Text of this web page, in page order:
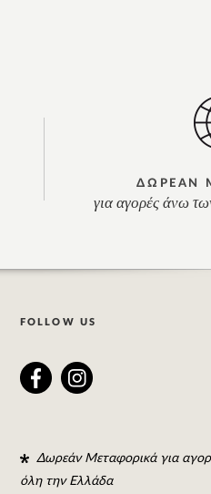
ΔΩΡΕΑΝ
για αγορές άνω
FOLLOW US
Δωρεάν Μεταφορικά για
όλη την Ελλάδα